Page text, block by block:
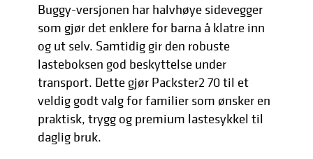
Buggy-versjonen har halvhøye sidevegger
som gjør det enklere for barna å klatre inn
og ut selv. Samtidig gir den robuste
lasteboksen god beskyttelse under
transport. Dette gjør Packster2 70 til et
veldig godt valg for familier som ønsker en
praktisk, trygg og premium lastesykkel til
daglig bruk.